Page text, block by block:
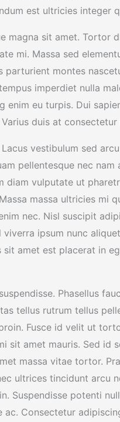
est ultricies integer
magna sit amet. Tortor
mi. Massa sed
parturient montes
imperdiet nulla
enim eu turpis. Dui
duis at
vestibulum sed
pellentesque nec
diam vulputate ut
massa ultricies mi
nec. Nisl suscipit
ipsum nunc
sit amet est placerat in
Phasellus
tellus rutrum tellus
Fusce id velit ut
sit amet mauris. Sed id
massa vitae tortor.
ultrices tincidunt arcu
Suspendisse potenti
ac. Consectetur